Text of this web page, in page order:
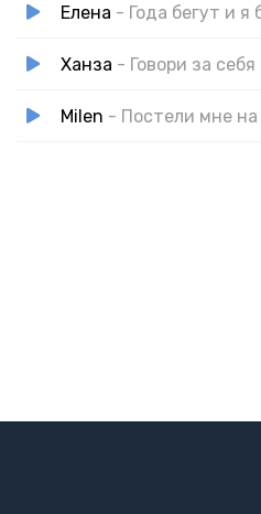
Елена - Года бегут и я
Ханза - Говори за себя
Milen - Постели мне на